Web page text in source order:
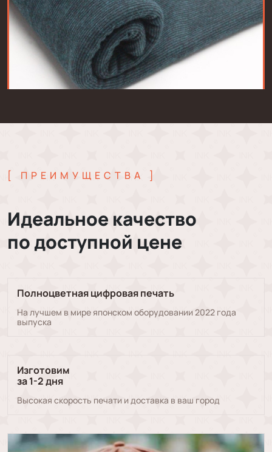
[ ПРЕИМУЩЕСТВА ]
Идеальное качество
по доступной цене
Полноцветная цифровая печать
На лучшем в мире японском оборудовании 2022 года
выпуска
Изготовим
за 1-2 дня
Высокая скорость печати и доставка в ваш город